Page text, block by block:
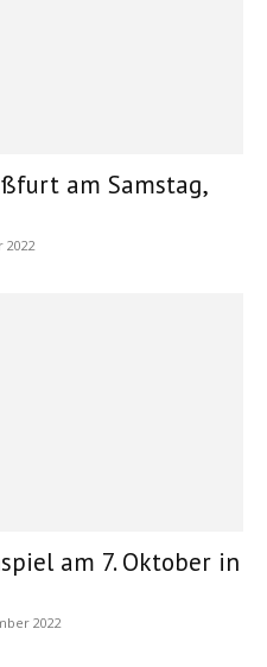
am Samstag,
2022
am 7. Oktober in
2022